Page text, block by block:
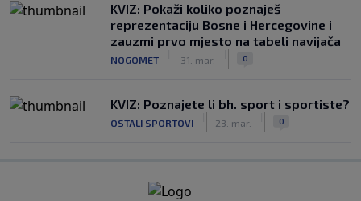
KVIZ: Pokaži koliko poznaješ
reprezentaciju Bosne i Hercegovine i
zauzmi prvo mjesto na tabeli navijača
NOGOMET 31. mar. 0
KVIZ: Poznajete li bh. sport i sportiste?
OSTALI SPORTOVI 23. mar. 0